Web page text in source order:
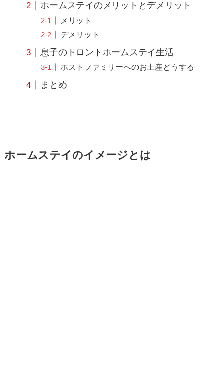
ホームステイのメリットとデメリット
メリット
デメリット
息子のトロントホームステイ生活
ホストファミリーへのお土産どうする
まとめ
ホームステイのイメージとは